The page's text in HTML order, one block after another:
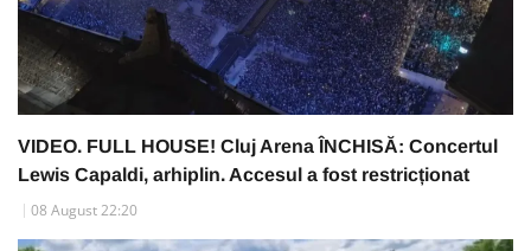
VIDEO. FULL HOUSE! Cluj Arena ÎNCHISĂ: Concertul
Lewis Capaldi, arhiplin. Accesul a fost restricționat
08 August 22:20